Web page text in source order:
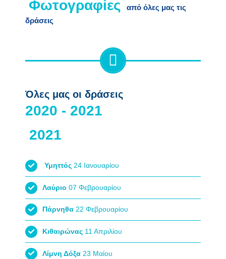
από όλες μας τις
δράσεις
Όλες μας οι δράσεις
Υμηττός 24 Ιανουαρίου
Λαύριο 07 Φεβρουαρίου
Πάρνηθα22 Φεβρουαρίου
Κιθαιρώνας11 Απριλίου
Λίμνη Δόξα23 Μαίου